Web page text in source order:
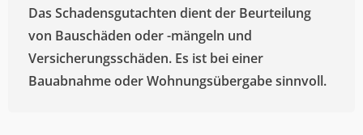
Das Schadensgutachten dient der Beurteilung
von Bauschäden oder -mängeln und
Versicherungsschäden. Es ist bei einer
Bauabnahme oder Wohnungsübergabe sinnvoll.